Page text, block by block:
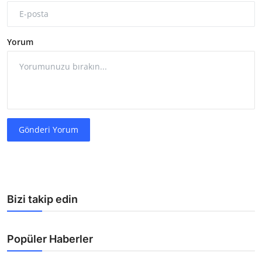
Yorum
Gönderi Yorum
Bizi takip edin
Popüler Haberler